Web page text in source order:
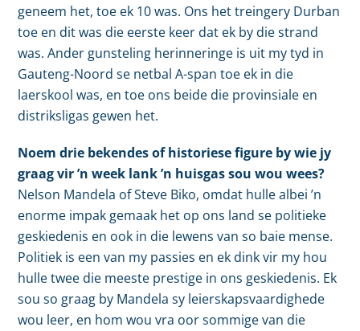
geneem het, toe ek 10 was. Ons het treingery Durban
toe en dit was die eerste keer dat ek by die strand
was. Ander gunsteling herinneringe is uit my tyd in
Gauteng-Noord se netbal A-span toe ek in die
laerskool was, en toe ons beide die provinsiale en
distriksligas gewen het.
Noem drie bekendes of historiese figure by wie jy
graag vir ’n week lank ’n huisgas sou wou wees?
Nelson Mandela of Steve Biko, omdat hulle albei ’n
enorme impak gemaak het op ons land se politieke
geskiedenis en ook in die lewens van so baie mense.
Politiek is een van my passies en ek dink vir my hou
hulle twee die meeste prestige in ons geskiedenis. Ek
sou so graag by Mandela sy leierskapsvaardighede
wou leer, en hom wou vra oor sommige van die